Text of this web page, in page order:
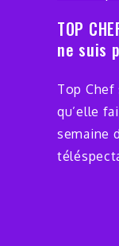
TOP
ne suis
Top Chef
qu’elle
semaine